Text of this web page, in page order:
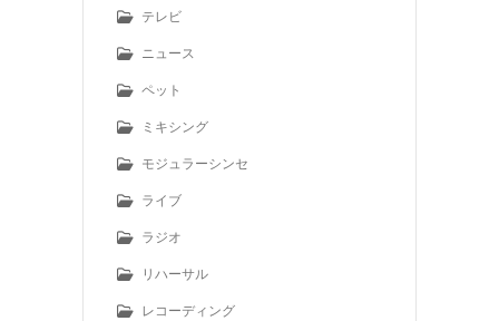
テレビ
ニュース
ペット
ミキシング
モジュラーシンセ
ライブ
ラジオ
リハーサル
レコーディング